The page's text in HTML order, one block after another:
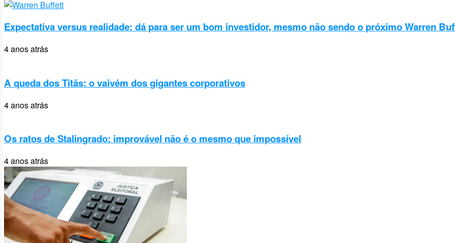
Expectativa versus realidade: dá para ser um bom investidor, mesmo não sendo o próximo Warren
4 anos atrás
A queda dos Titãs: o vaivém dos gigantes corporativos
4 anos atrás
Os ratos de Stalingrado: improvável não é o mesmo que impossível
4 anos atrás